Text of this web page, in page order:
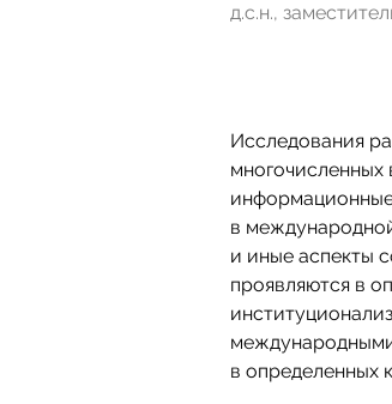
д.с.н.,
Исследования
в
и иные аспекты
проявляются в
в определенных